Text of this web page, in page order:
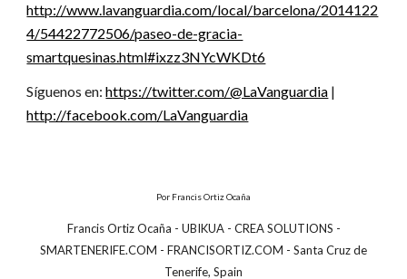
http://www.lavanguardia.com/local/barcelona/2014122
4/54422772506/paseo-de-gracia-
smartquesinas.html#ixzz3NYcWKDt6
Síguenos en: https://twitter.com/@LaVanguardia |
http://facebook.com/LaVanguardia
Por Francis Ortiz Ocaña
Francis Ortiz Ocaña - UBIKUA - CREA SOLUTIONS -
SMARTENERIFE.COM - FRANCISORTIZ.COM - Santa Cruz de
Tenerife, Spain